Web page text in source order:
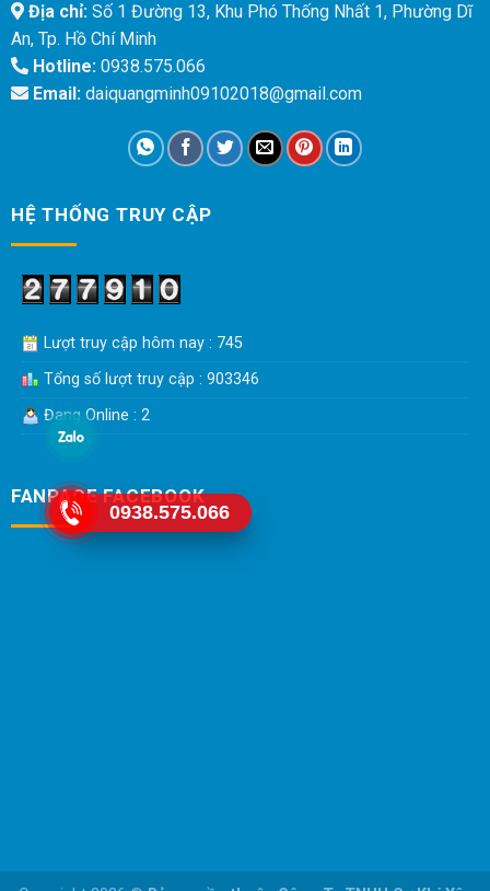
Địa chỉ:Số 1 Đường 13, Khu Phó Thống Nhất 1, Phường Dĩ
An, Tp. Hồ Chí Minh
Hotline:0938.575.066
Email:daiquangminh09102018@gmail.com
HỆ THỐNG TRUY CẬP
Lượt truy cập hôm nay : 745
Tổng số lượt truy cập : 903346
Đang Online : 2
FANPAGE FACEBOOK
0938.575.066